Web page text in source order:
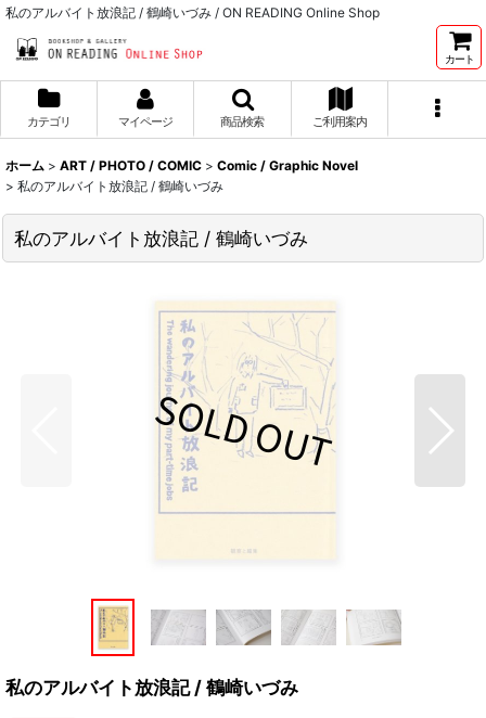
私のアルバイト放浪記 / 鶴崎いづみ / ON READING Online Shop
カート
カテゴリ マイページ 商品検索 ご利用案内
ホーム > ART / PHOTO / COMIC > Comic / Graphic Novel
> 私のアルバイト放浪記 / 鶴崎いづみ
私のアルバイト放浪記 / 鶴崎いづみ
私のアルバイト放浪記 / 鶴崎いづみ